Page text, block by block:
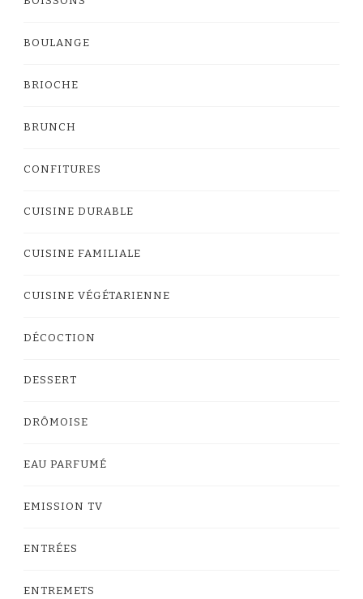
BOULANGE
BRIOCHE
BRUNCH
CONFITURES
CUISINE DURABLE
CUISINE FAMILIALE
CUISINE VÉGÉTARIENNE
DÉCOCTION
DESSERT
DRÔMOISE
EAU PARFUMÉ
EMISSION TV
ENTRÉES
ENTREMETS